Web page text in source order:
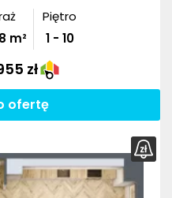
m²
Piętro
1 - 10
zł
ofertę